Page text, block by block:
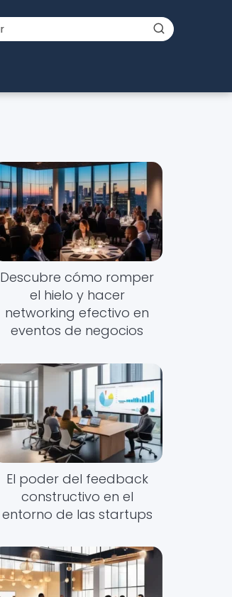
Descubre cómo romper
el hielo y hacer
networking efectivo en
eventos de negocios
El poder del feedback
constructivo en el
entorno de las startups